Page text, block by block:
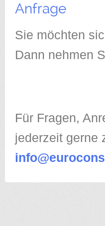
Anfrage
Sie möchten
Dann nehmen
Für Fragen,
jederzeit gerne